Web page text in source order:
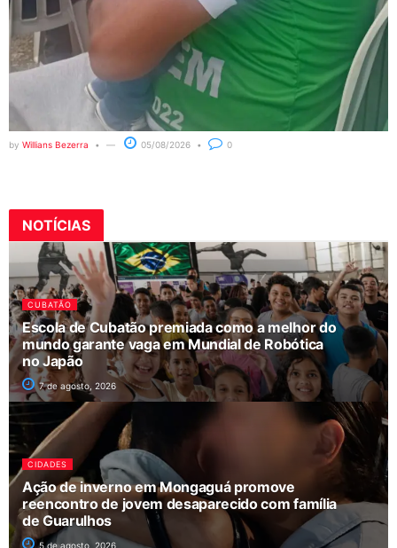
by Willians Bezerra 05/08/2026 0
NOTÍCIAS
CUBATÃO
Escola de Cubatão premiada como a melhor do
mundo garante vaga em Mundial de Robótica
no Japão
7 de agosto, 2026
CIDADES
Ação de inverno em Mongaguá promove
reencontro de jovem desaparecido com família
de Guarulhos
5 de agosto, 2026